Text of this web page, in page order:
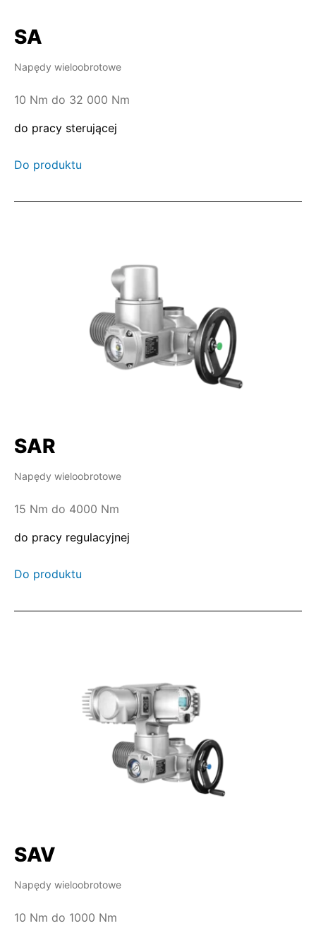
całkowitym zamknięciem.
SA
Napędy wieloobrotowe
10 Nm do 32 000 Nm
do pracy sterującej
Do produktu
SAR
Napędy wieloobrotowe
15 Nm do 4000 Nm
do pracy regulacyjnej
Do produktu
SAV
Napędy wieloobrotowe
10 Nm do 1000 Nm